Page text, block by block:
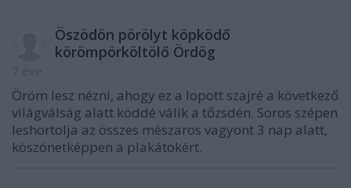
Öszödön pörölyt köpködő
körömpörköltölő Ördög
Öröm lesz nézni, ahogy ez a lopott szajré a következő
világválság alatt köddé válik a tőzsdén. Soros szépen
leshortolja az összes mészaros vagyont 3 nap alatt,
köszönetképpen a plakátokért.